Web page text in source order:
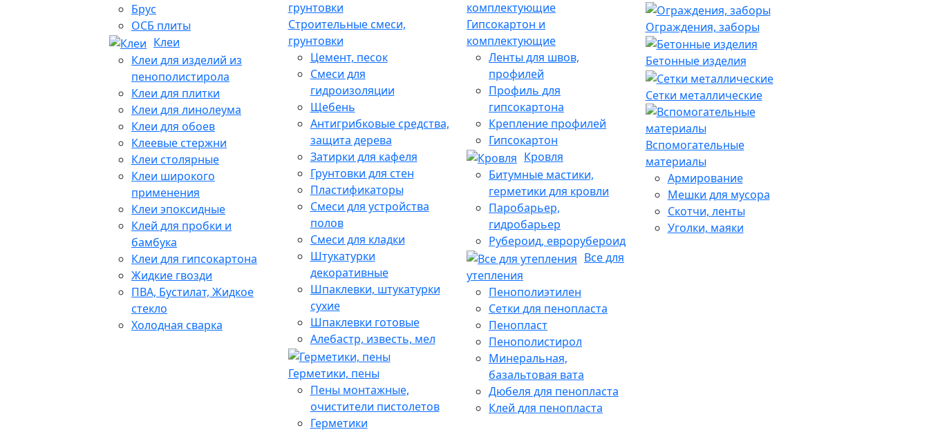
Брус
ОСБ плиты
Клеи
Клеи для изделий из
пенополистирола
Клеи для плитки
Клеи для линолеума
Клеи для обоев
Клеевые стержни
Клеи столярные
Клеи широкого
применения
Клеи эпоксидные
Клей для пробки и
бамбука
Клеи для гипсокартона
Жидкие гвозди
ПВА, Бустилат, Жидкое
стекло
Холодная сварка
Строительные смеси,
грунтовки
Цемент, песок
Смеси для
гидроизоляции
Щебень
Антигрибковые средства,
защита дерева
Затирки для кафеля
Грунтовки для стен
Пластификаторы
Смеси для устройства
полов
Смеси для кладки
Штукатурки
декоративные
Шпаклевки, штукатурки
сухие
Шпаклевки готовые
Алебастр, известь, мел
Герметики, пены
Пены монтажные,
очистители пистолетов
Герметики
Гипсокартон и
комплектующие
Ленты для швов,
профилей
Профиль для
гипсокартона
Крепление профилей
Гипсокартон
Кровля
Битумные мастики,
герметики для кровли
Паробарьер,
гидробарьер
Рубероид, еврорубероид
Все для
утепления
Пенополиэтилен
Сетки для пенопласта
Пенопласт
Пенополистирол
Минеральная,
базальтовая вата
Дюбеля для пенопласта
Клей для пенопласта
Ограждения, заборы
Бетонные изделия
Сетки металлические
Вспомогательные
материалы
Армирование
Мешки для мусора
Скотчи, ленты
Уголки, маяки